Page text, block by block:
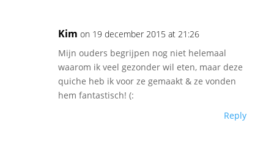
Kim on 19 december 2015 at 21:26
Mijn ouders begrijpen nog niet helemaal
waarom ik veel gezonder wil eten, maar deze
quiche heb ik voor ze gemaakt & ze vonden
hem fantastisch! (:
Reply